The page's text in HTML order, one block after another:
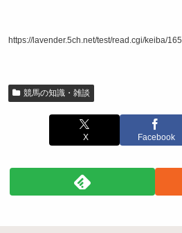
https://lavender.5ch.net/test/read.cgi/keiba/
競馬の知識・雑談
X Facebook